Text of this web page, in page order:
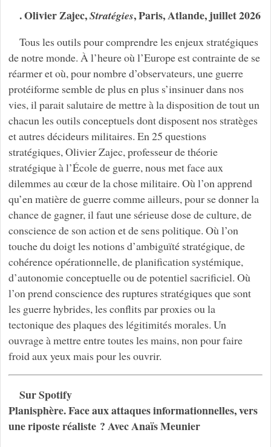
. Olivier Zajec,Stratégies, Paris, Atlande, juillet 2026
Tous les outils pour comprendre les enjeux stratégiques
de notre monde. À l’heure où l’Europe est contrainte de se
réarmer et où, pour nombre d’observateurs, une guerre
protéiforme semble de plus en plus s’insinuer dans nos
vies, il parait salutaire de mettre à la disposition de tout un
chacun les outils conceptuels dont disposent nos stratèges
et autres décideurs militaires. En 25 questions
stratégiques, Olivier Zajec, professeur de théorie
stratégique à l’École de guerre, nous met face aux
dilemmes au cœur de la chose militaire. Où l’on apprend
qu’en matière de guerre comme ailleurs, pour se donner la
chance de gagner, il faut une sérieuse dose de culture, de
conscience de son action et de sens politique. Où l’on
touche du doigt les notions d’ambiguïté stratégique, de
cohérence opérationnelle, de planification systémique,
d’autonomie conceptuelle ou de potentiel sacrificiel. Où
l’on prend conscience des ruptures stratégiques que sont
les guerre hybrides, les conflits par proxies ou la
tectonique des plaques des légitimités morales. Un
ouvrage à mettre entre toutes les mains, non pour faire
froid aux yeux mais pour les ouvrir.
Sur Spotify
Planisphère. Face aux attaques informationnelles, vers
une riposte réaliste ? Avec Anaïs Meunier